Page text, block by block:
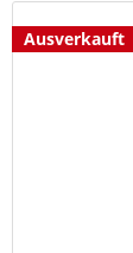
Ausverkauft